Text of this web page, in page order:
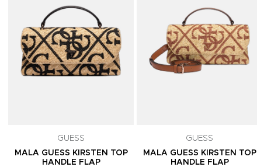
GUESS
MALA GUESS KIRSTEN TOP
HANDLE FLAP
GUESS
MALA GUESS KIRSTEN TOP
HANDLE FLAP